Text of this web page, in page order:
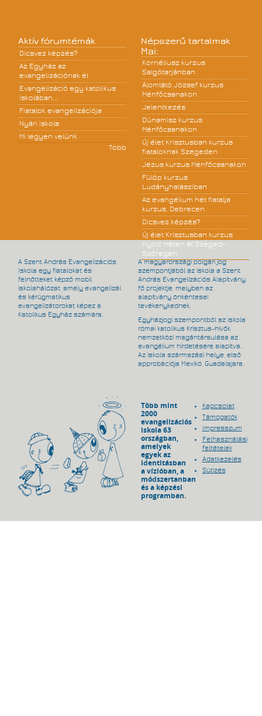
Aktív fórumtémák
Dicsvez képzés?
Az Egyház az
evangelizációnak él
Evangelizáció egy katolikus
iskolában...
Fiatalok evangelizációja
Nyári iskola
Mi legyen velünk
Több
Népszerű tartalmak
Mai:
Kornéliusz kurzus
Salgótarjánban
Álomlátó József kurzus
Ménfőcsanakon
Jelentkezés
Dünamisz kurzus
Ménfőcsanakon
Új élet Krisztusban kurzus
fiataloknak Szegeden
Jézus kurzus Ménfőcsanakon
Fülöp kurzus
Ludányhalásziban
Az evangélium hét fiatalja
kurzus, Debrecen
Dicsvez képzés?
Új élet Krisztusban kurzus
nyolc héten át Szeged-
Szőregen
A Szent András Evangelizációs
Iskola egy fiatalokat és
felnőtteket képző mobil
iskolahálózat, amely evangelizál
és kérügmatikus
evangelizátorokat képez a
Katolikus Egyház számára.
A magyarországi polgári jog
szempontjából az iskola a Szent
András Evangelizációs Alapítvány
fő projektje, melyben az
alapítvány önkéntesei
tevékenykednek.
Egyházjogi szempontból az iskola
római katolikus Krisztus-hívők
nemzetközi magántársulása az
evangélium hirdetésére alapítva.
Az iskola származási helye, első
approbációja Mexikó, Guadalajara.
Több mint
2000
evangelizációs
iskola 63
országban,
amelyek
egyek az
identitásban
a vízióban, a
módszertanban
és a képzési
programban.
Kapcsolat
Támogatók
Impresszum
Felhasználási
feltételek
Adatkezelés
Sütizés